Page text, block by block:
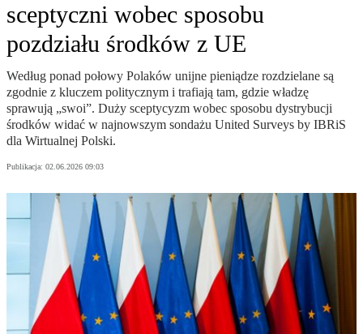
sceptyczni wobec sposobu
pozdziału środków z UE
Według ponad połowy Polaków unijne pieniądze rozdzielane są
zgodnie z kluczem politycznym i trafiają tam, gdzie władzę
sprawują „swoi”. Duży sceptycyzm wobec sposobu dystrybucji
środków widać w najnowszym sondażu United Surveys by IBRiS
dla Wirtualnej Polski.
Publikacja: 02.06.2026 09:03